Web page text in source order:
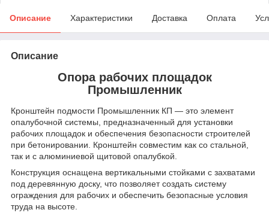
Описание Характеристики Доставка Оплата
Описание
Опора рабочих площадок
Промышленник
Кронштейн подмости Промышленник КП — это элемент
опалубочной системы, предназначенный для установки
рабочих площадок и обеспечения безопасности строителей
при бетонировании. Кронштейн совместим как со стальной,
так и с алюминиевой щитовой опалубкой.
Конструкция оснащена вертикальными стойками с захватами
под деревянную доску, что позволяет создать систему
ограждения для рабочих и обеспечить безопасные условия
труда на высоте.